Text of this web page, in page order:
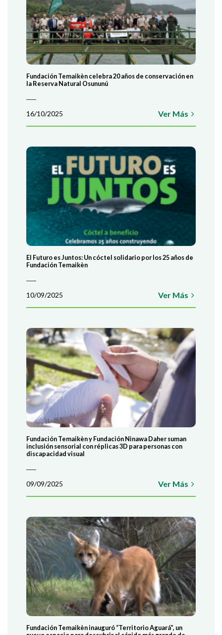
Fundación Temaikèn celebra 20 años de conservación en
la Reserva Natural Osununú
16/10/2025 Ver Más
El Futuro es Juntos: Un cóctel solidario por los 25 años de
Fundación Temaikèn
10/09/2025 Ver Más
Fundación Temaikèn y Fundación Ninawa Daher suman
inclusión sensorial con réplicas 3D para personas con
discapacidad visual
09/09/2025 Ver Más
Fundación Temaikèn inauguró “Territorio Aguará”, un